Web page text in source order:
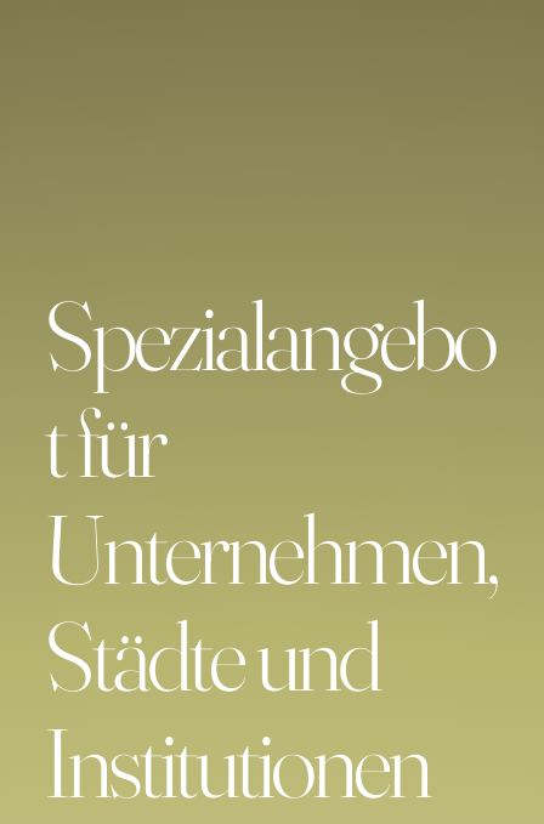
Spezialangebo
t für
Unternehmen,
Städte und
Institutionen